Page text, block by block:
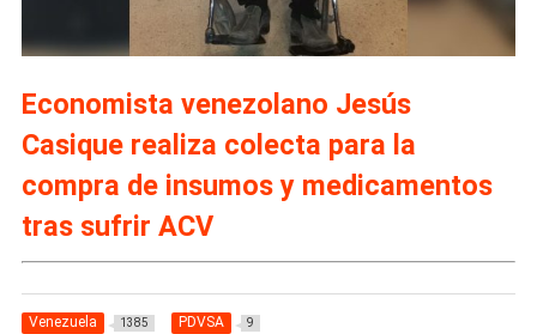
Economista venezolano Jesús
Casique realiza colecta para la
compra de insumos y medicamentos
tras sufrir ACV
Venezuela 1385 PDVSA 9